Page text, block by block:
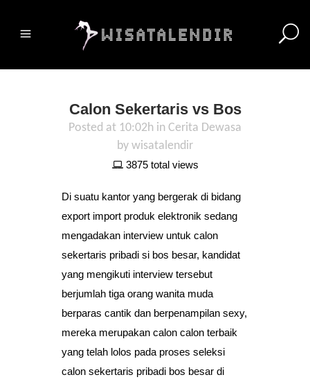
Calon Sekertaris vs Bos
Posted at 10:02h in Cerita Dewasa
by wisatalendir
3875 total views
Di suatu kantor yang bergerak di bidang
export import produk elektronik sedang
mengadakan interview untuk calon
sekertaris pribadi si bos besar, kandidat
yang mengikuti interview tersebut
berjumlah tiga orang wanita muda
berparas cantik dan berpenampilan sexy,
mereka merupakan calon calon terbaik
yang telah lolos pada proses seleksi
calon sekertaris pribadi bos besar di